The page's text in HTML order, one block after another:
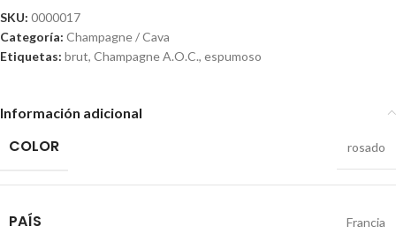
SKU: 0000017
Categoría: Champagne / Cava
Etiquetas: brut, Champagne A.O.C., espumoso
Información adicional
COLOR rosado
PAÍS Francia